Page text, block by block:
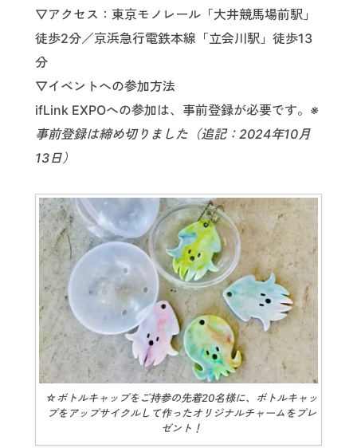
▽アクセス：東京モノレール「大井競馬場前駅」
徒歩2分／京浜急行電鉄本線「立会川駅」徒歩13
分
▽イベントへの参加方法
ifLink EXPOへの参加は、事前登録が必要です。 ※
事前登録は締め切りました（追記：2024年10月
13日）
☆ボトルキャップをご持参の先着20名様に、ボトルキャッ
プをアップサイクルして作ったオリジナルチャームをプレ
ゼント！